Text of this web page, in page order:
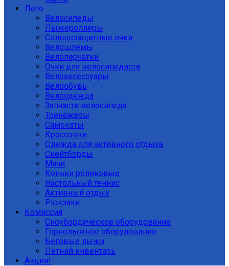
Лето
Велосипеды
Лыжероллеры
Солнцезащитные очки
Велошлемы
Велоперчатки
Очки для велосипедиста
Велоаксессуары
Велообувь
Велоодежда
Запчасти велосипеда
Тренажеры
Самокаты
Кроссовки
Одежда для активного отдыха
Скейтборды
Мячи
Коньки роликовые
Настольный теннис
Активный отдых
Рюкзаки
Комиссия
Сноубордическое оборудование
Горнолыжное оборудование
Беговые лыжи
Летний инвентарь
Акции!